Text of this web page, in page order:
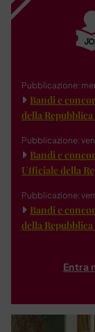
Pubblicazione:
Bandi e
della
Pubblicazione:
Bandi e
Ufficiale della
Pubblicazione:
Bandi e
della
Entra